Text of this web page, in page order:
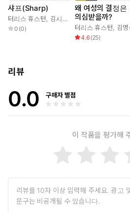
가 관찰했듯, ‘증거에 따르면, 우리는 하
【서문_21쪽】
일을 붙들고 있을지 말지 결정할 때 스
조금의 의심도 없이 저녁형 인간이라면,
비워 가장 중요한 일에 집중력을 발휘
이라면, 하루의 시작 시간을 중요한 일
【1장 집중하자_32쪽】
자신이 창의적이라고 생각하지 않는 사
일은 생각보다 많다. 직장에서 비용 절
가르치고, 문서 초안을 작성하고, 그도
치킨으로 무엇을 할지, 3일간의 소중한
어떻게 하면 자녀가 용돈을 마련하도록
샤프(Sharp)
터리스 휴스턴, 김시내
0 (0)
왜 여성의 결정은
의심받을까?
터리스 휴스턴, 김명
4.6(25)
리뷰
0.0 구매자 별점
이 작품을 평가해